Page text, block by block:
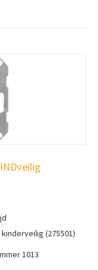
(275501)
1013